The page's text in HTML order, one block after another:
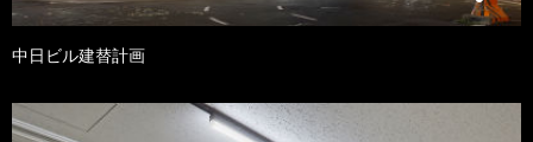
中日ビル建替計画